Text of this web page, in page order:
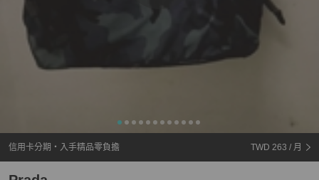
信用卡分期・入手精品零負擔 TWD 263 / 月